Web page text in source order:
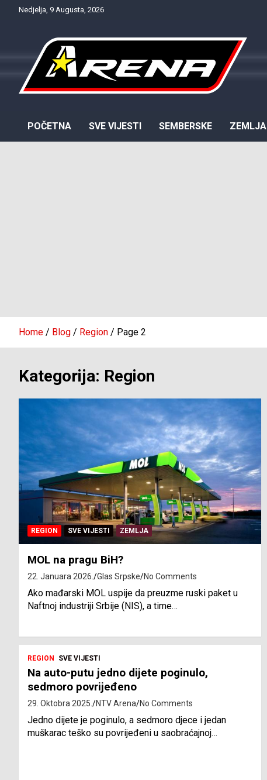
Nedjelja, 9 Augusta, 2026
POČETNA SVE VIJESTI SEMBERSKE ZEMLJA
Home Blog Region Page 2
Kategorija: Region
REGION SVE VIJESTI ZEMLJA
MOL na pragu BiH?
22. Januara 2026. Glas Srpske No Comments
Ako mađarski MOL uspije da preuzme ruski paket u
Naftnoj industriji Srbije (NIS), a time…
REGION SVE VIJESTI
Na auto-putu jedno dijete poginulo,
sedmoro povrijeđeno
29. Oktobra 2025. NTV Arena No Comments
Jedno dijete je poginulo, a sedmoro djece i jedan
muškarac teško su povrijeđeni u saobraćajnoj…